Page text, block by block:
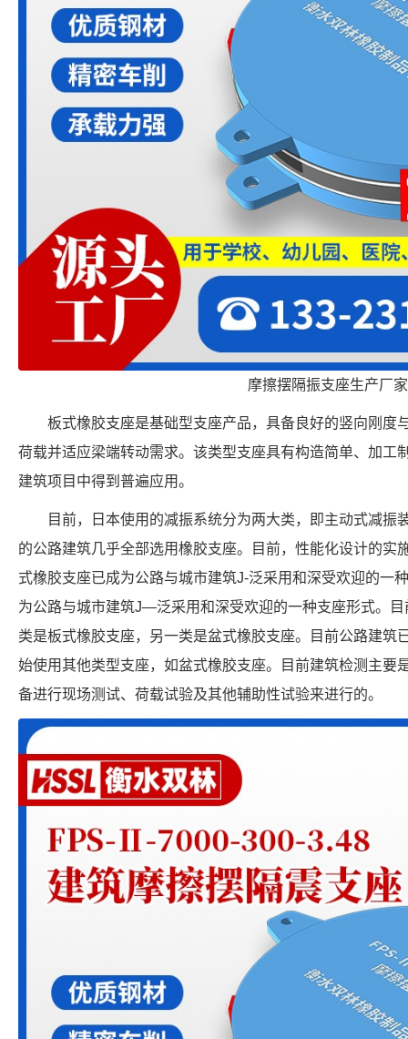
摩擦摆隔振支座生产厂家
板式橡胶支座是基础型支座产品，具备良好的竖向刚度
荷载并适应梁端转动需求。该类型支座具有构造简单、加工
建筑项目中得到普遍应用。
目前，日本使用的减振系统分为两大类，即主动式减振
的公路建筑几乎全部选用橡胶支座。目前，性能化设计的实
式橡胶支座已成为公路与城市建筑J-泛采用和深受欢迎的一
为公路与城市建筑J—泛采用和深受欢迎的一种支座形式。
类是板式橡胶支座，另一类是盆式橡胶支座。目前公路建筑
始使用其他类型支座，如盆式橡胶支座。目前建筑检测主要
备进行现场测试、荷载试验及其他辅助性试验来进行的。